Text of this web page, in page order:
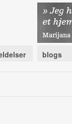
blogs